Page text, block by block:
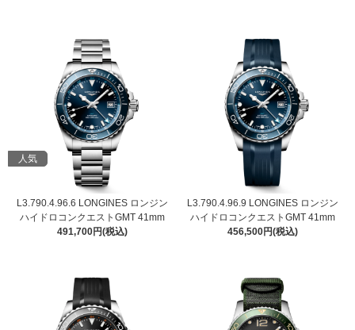
人気
L3.790.4.96.6 LONGINES ロンジン
ハイドロコンクエストGMT 41mm
491,700円(税込)
L3.790.4.96.9 LONGINES ロンジン
ハイドロコンクエストGMT 41mm
456,500円(税込)